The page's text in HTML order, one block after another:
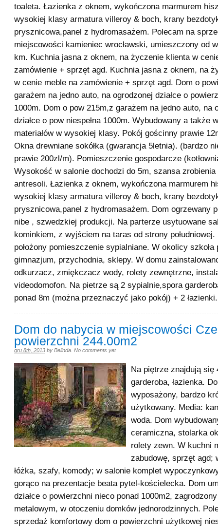
toaleta. Łazienka z oknem, wykończona marmurem
wysokiej klasy armatura villeroy & boch, krany
prysznicowa,panel z hydromasażem. Polecam na
miejscowości kamieniec wrocławski, umieszczony od
km. Kuchnia jasna z oknem, na życzenie klienta w
zamówienie + sprzęt agd. Kuchnia jasna z oknem, na
w cenie meble na zamówienie + sprzęt agd. Dom o
garażem na jedno auto, na ogrodzonej działce o
1000m. Dom o pow 215m,z garażem na jedno auto, na
działce o pow niespełna 1000m. Wybudowany a także
materiałów w wysokiej klasy. Pokój gościnny prawie
Okna drewniane sokółka (gwarancja 5letnia). (bardzo
prawie 200zl/m). Pomieszczenie gospodarcze
Wysokość w salonie dochodzi do 5m, szansa zrobienia
antresoli. Łazienka z oknem, wykończona marmurem
wysokiej klasy armatura villeroy & boch, krany
prysznicowa,panel z hydromasażem. Dom ogrzewany
nibe , szwedzkiej produkcji. Na parterze usytuowane
kominkiem, z wyjściem na taras od strony południowej.
położony pomieszczenie sypialniane. W okolicy szkoła
gimnazjum, przychodnia, sklepy. W domu
odkurzacz, zmiękczacz wody, rolety zewnętrzne,
videodomofon. Na pietrze są 2 sypialnie,spora
ponad 8m (można przeznaczyć jako pokój) + 2 łazienki.
Dom do nabycia w miejscowości
powierzchni 244.00m2
gru 8th, 2013 by Belinda No comments yet
Na piętrze znajdują się
garderoba, łazienka.
wyposażony, bardzo
użytkowany. Media:
woda. Dom
ceramiczna, stolarka
rolety zewn. W kuchni
zabudowę, sprzęt agd;
łóżka, szafy, komody; w salonie komplet
gorąco na prezentacje beata pytel-kościelecka. Dom
działce o powierzchni nieco ponad 1000m2, zagrodzony
metalowym, w otoczeniu domków jednorodzinnych.
sprzedaż komfortowy dom o powierzchni użytkowej